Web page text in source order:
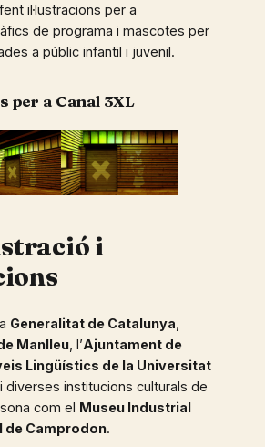
, fent il·lustracions per a
de programa i mascotes per
a públic infantil i juvenil.
per a Canal 3XL
i
Generalitat de Catalunya
Manlleu , l’Ajuntament de
Lingüístics de la Universitat
i diverses institucions culturals de
com el Museu Industrial
de Camprodon.